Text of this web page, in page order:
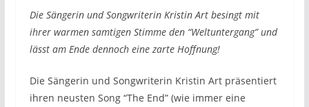
Die Sängerin und Songwriterin Kristin Art besingt mit
ihrer warmen samtigen Stimme den “Weltuntergang” und
lässt am Ende dennoch eine zarte Hoffnung!
Die Sängerin und Songwriterin Kristin Art präsentiert
ihren neusten Song “The End” (wie immer eine